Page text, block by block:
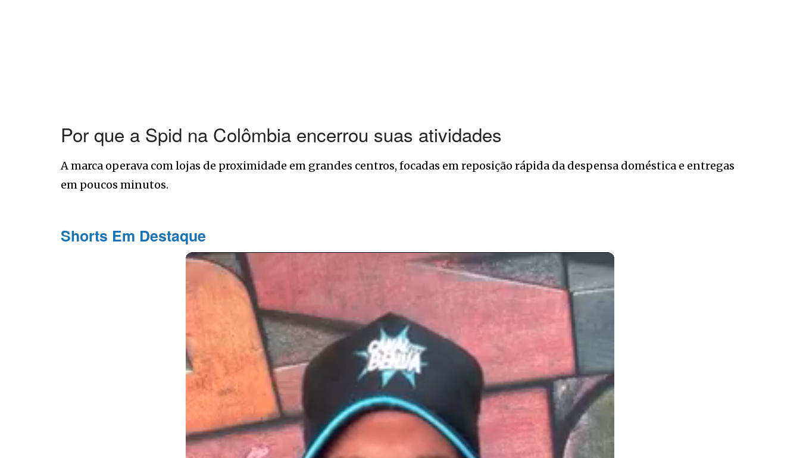
Por que a Spid na Colômbia encerrou suas atividades
A marca operava com lojas de proximidade em grandes centros, focadas em reposição rápida da despensa doméstica e entregas
em poucos minutos.
Shorts Em Destaque